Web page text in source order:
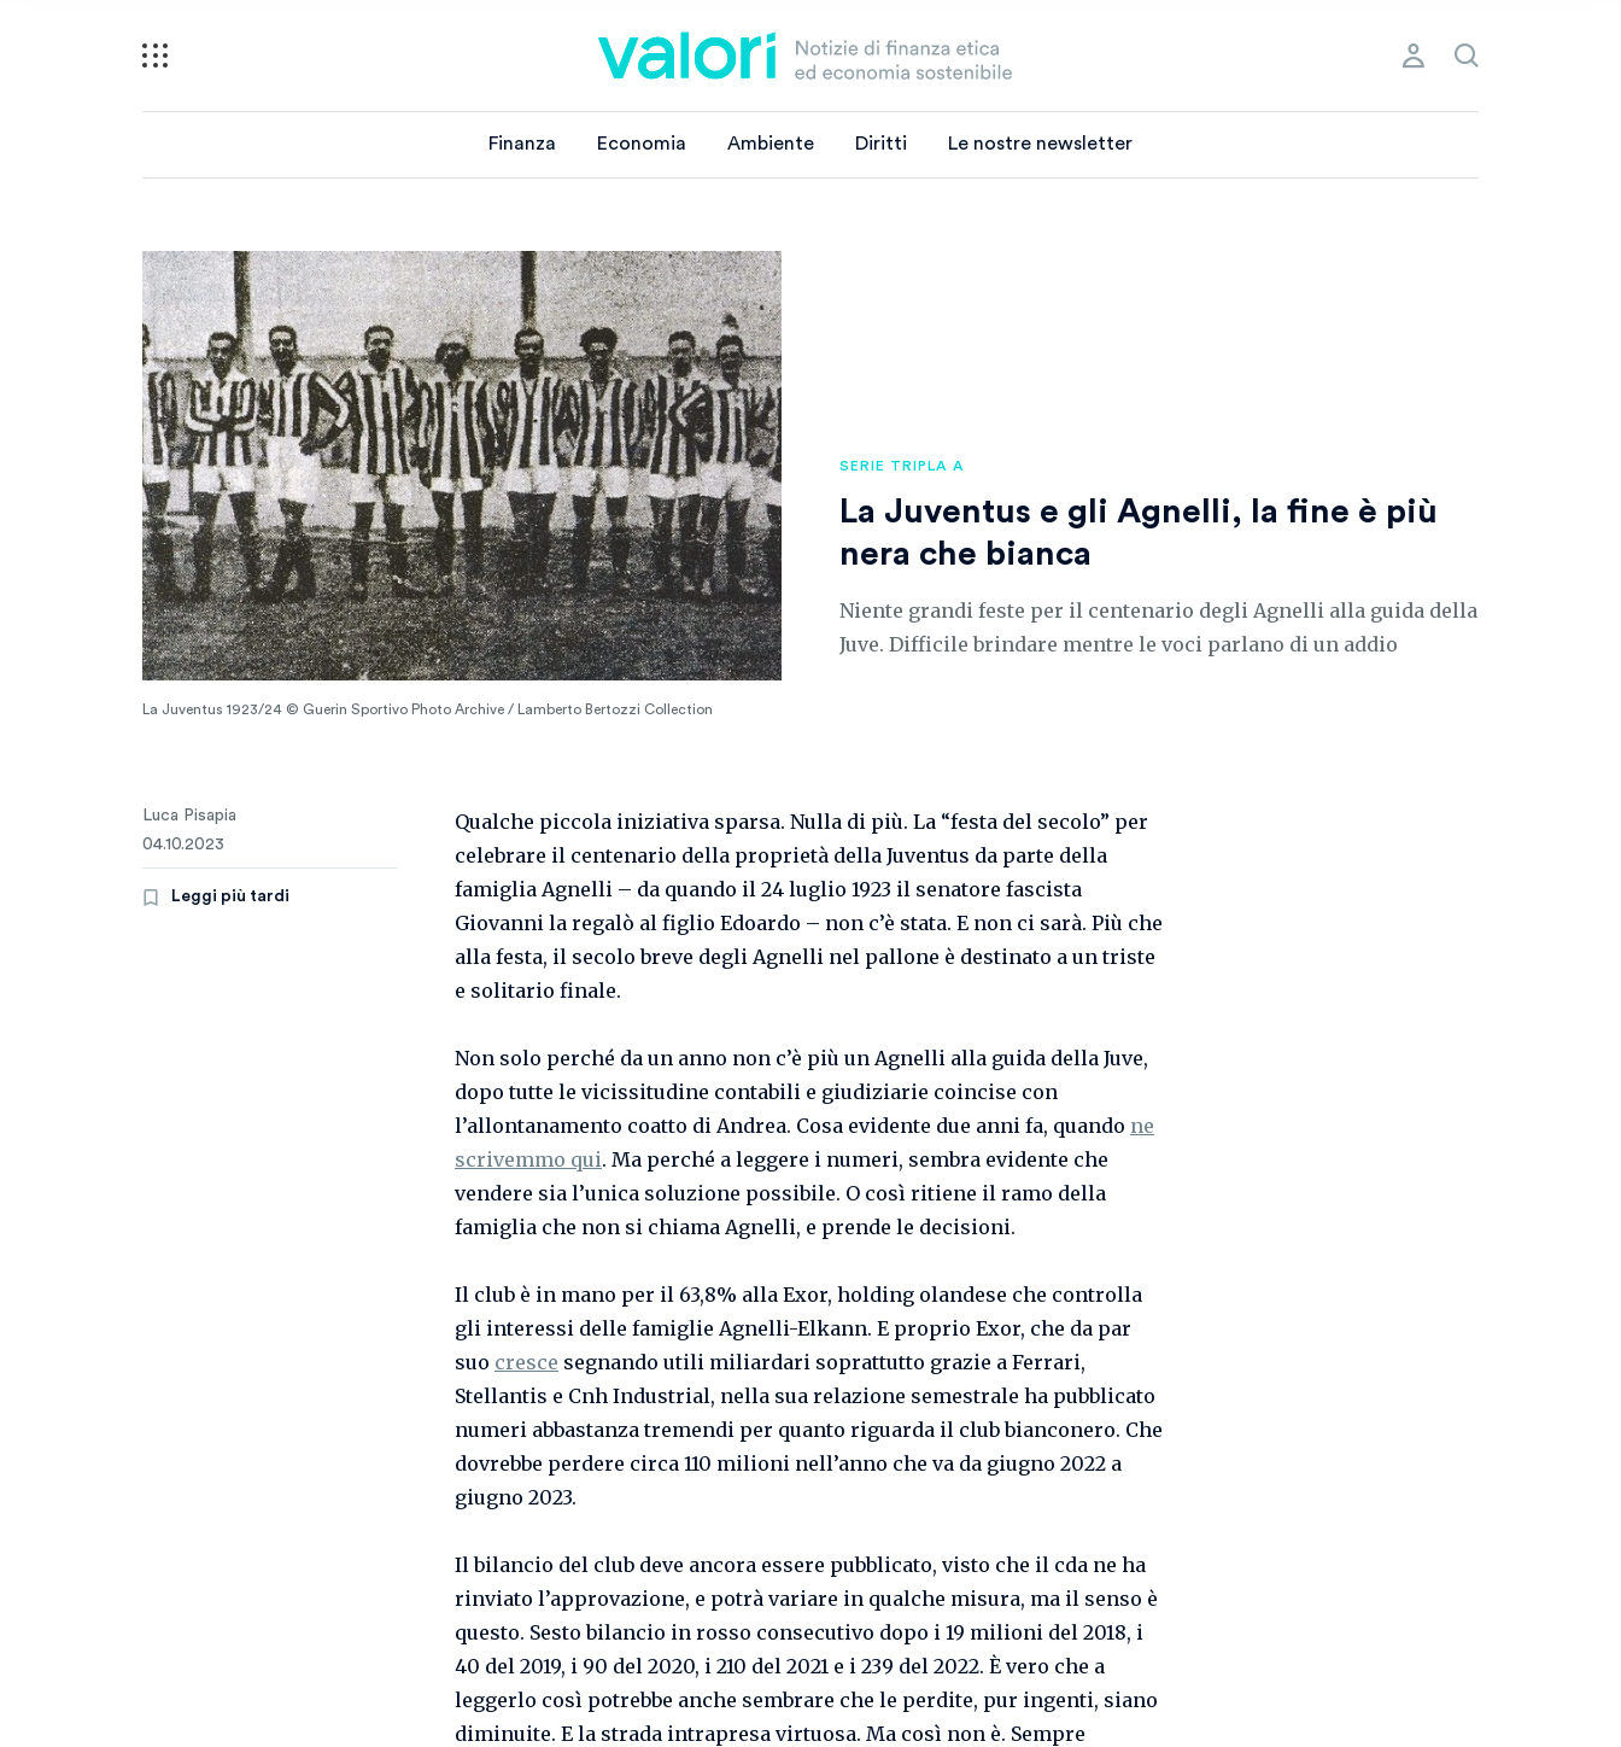
Finanza Economia Ambiente Diritti Le nostre newsletter
SERIE TRIPLA A
La Juventus e gli Agnelli, la fine è più
nera che bianca
Niente grandi feste per il centenario degli Agnelli alla guida della
Juve. Difficile brindare mentre le voci parlano di un addio
La Juventus 1923/24 © Guerin Sportivo Photo Archive / Lamberto Bertozzi Collection
Luca Pisapia
04.10.2023
Leggi più tardi
Qualche piccola iniziativa sparsa. Nulla di più. La “festa del secolo” per
celebrare il centenario della proprietà della Juventus da parte della
famiglia Agnelli – da quando il 24 luglio 1923 il senatore fascista
Giovanni la regalò al figlio Edoardo – non c’è stata. E non ci sarà. Più che
alla festa, il secolo breve degli Agnelli nel pallone è destinato a un triste
e solitario finale.
Non solo perché da un anno non c’è più un Agnelli alla guida della Juve,
dopo tutte le vicissitudine contabili e giudiziarie coincise con
l’allontanamento coatto di Andrea. Cosa evidente due anni fa, quando ne
scrivemmo qui. Ma perché a leggere i numeri, sembra evidente che
vendere sia l’unica soluzione possibile. O così ritiene il ramo della
famiglia che non si chiama Agnelli, e prende le decisioni.
Il club è in mano per il 63,8% alla Exor, holding olandese che controlla
gli interessi delle famiglie Agnelli-Elkann. E proprio Exor, che da par
suo cresce segnando utili miliardari soprattutto grazie a Ferrari,
Stellantis e Cnh Industrial, nella sua relazione semestrale ha pubblicato
numeri abbastanza tremendi per quanto riguarda il club bianconero. Che
dovrebbe perdere circa 110 milioni nell’anno che va da giugno 2022 a
giugno 2023.
Il bilancio del club deve ancora essere pubblicato, visto che il cda ne ha
rinviato l’approvazione, e potrà variare in qualche misura, ma il senso è
questo. Sesto bilancio in rosso consecutivo dopo i 19 milioni del 2018, i
40 del 2019, i 90 del 2020, i 210 del 2021 e i 239 del 2022. È vero che a
leggerlo così potrebbe anche sembrare che le perdite, pur ingenti, siano
diminuite. E la strada intrapresa virtuosa. Ma così non è. Sempre